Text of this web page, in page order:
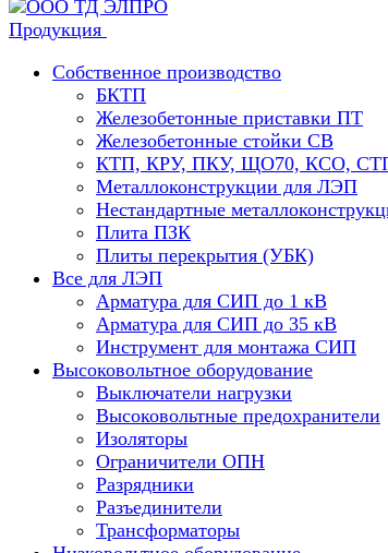
Продукция
Собственное производство
БКТП
Железобетонные приставки ПТ
Железобетонные стойки СВ
КТП, КРУ, ПКУ, ЩО70, КСО,
Металлоконструкции для ЛЭП
Нестандартные
Плита ПЗК
Плиты перекрытия (УБК)
Все для ЛЭП
Арматура для СИП до 1 кВ
Арматура для СИП до 35 кВ
Инструмент для монтажа СИП
Высоковольтное оборудование
Выключатели нагрузки
Высоковольтные предохранители
Изоляторы
Ограничители ОПН
Разрядники
Разъединители
Трансформаторы